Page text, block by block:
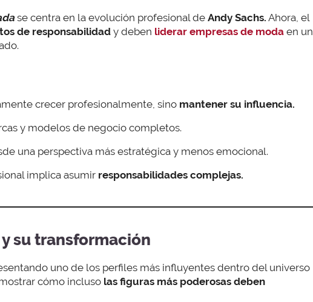
se centra en la evolución profesional de Andy Sachs. Ahora, el
de responsabilidady deben liderar empresas de moda en un
crecer profesionalmente, sino mantener su influencia.
y modelos de negocio completos.
una perspectiva más estratégica y menos emocional.
implica asumir responsabilidades complejas.
su transformación
uno de los perfiles más influyentes dentro del universo
cómo incluso las figuras más poderosas deben